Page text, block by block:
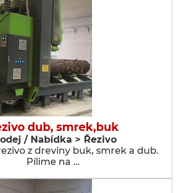
dub, smrek,buk
/ Nabídka > Řezivo
z dreviny buk, smrek a dub.
Pílime na …